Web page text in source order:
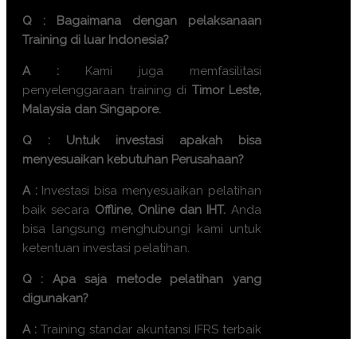
Q : Bagaimana dengan pelaksanaan
Training di luar Indonesia?
A : Kami juga memfasilitasi
penyelenggaraan training di Timor Leste,
Malaysia dan Singapore.
Q : Untuk investasi apakah bisa
menyesuaikan kebutuhan Perusahaan?
A : Investasi bisa menyesuaikan pelatihan
baik secara Offline, Online dan IHT. Anda
bisa langsung menghubungi kami untuk
ketentuan investasi pelatihan.
Q : Apa saja metode pelatihan yang
digunakan?
A :Training standar akuntansi IFRS terbaik